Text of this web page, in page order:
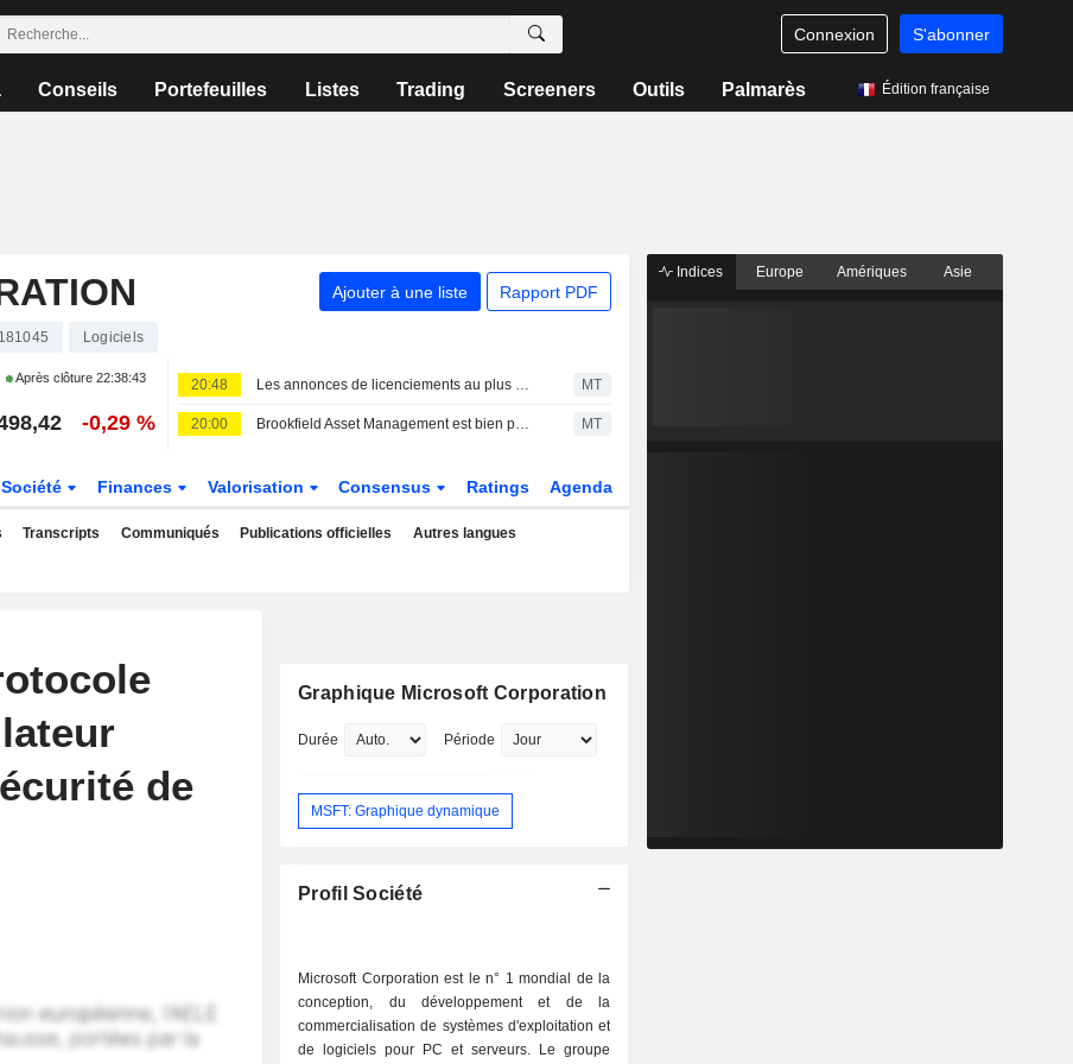
Connexion S'abonner
Conseils Portefeuilles Listes Trading Screeners Outils Palmarès Édition française
Ajouter à une liste Rapport PDF
Logiciels
Après clôture 22:38:43
-0,29 %
20:48 Les annonces de licenciements au plus bas depuis deux ans, selon un rapport MT
20:00 Brookfield Asset Management est bien positionné à l'approche de son cycle de collecte de fonds, selon RBC MT
Société Finances Valorisation Consensus Ratings Agenda
Transcripts Communiqués Publications officielles Autres langues
de
Graphique Microsoft Corporation
Durée Période
MSFT: Graphique dynamique
Profil Société
Microsoft Corporation est le n° 1 mondial de la
conception, du développement et de la
commercialisation de systèmes d'exploitation et
de logiciels pour PC et serveurs. Le groupe
Indices Europe Amériques Asie